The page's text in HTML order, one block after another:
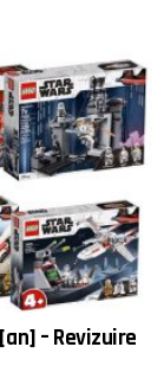
– Revizuire